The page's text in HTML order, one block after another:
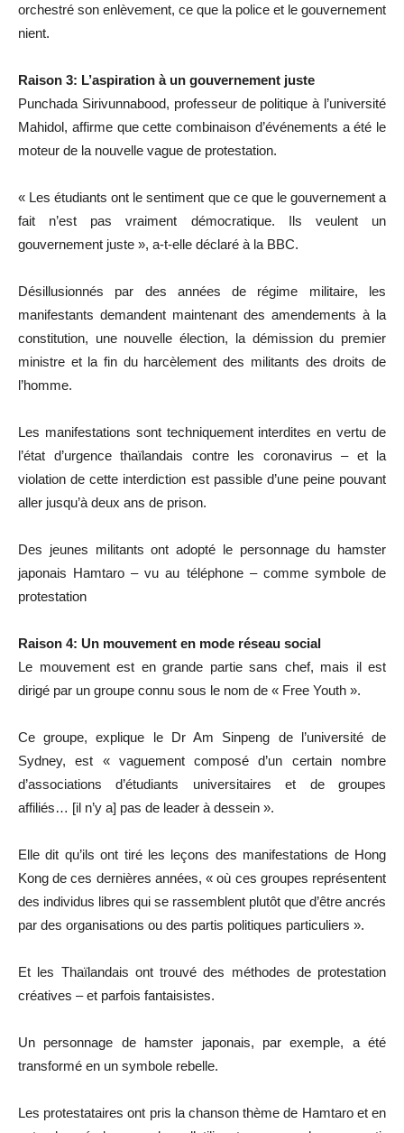
orchestré son enlèvement, ce que la police et le gouvernement
nient.
Raison 3: L’aspiration à un gouvernement juste
Punchada Sirivunnabood, professeur de politique à l’université
Mahidol, affirme que cette combinaison d’événements a été le
moteur de la nouvelle vague de protestation.
« Les étudiants ont le sentiment que ce que le gouvernement a
fait n’est pas vraiment démocratique. Ils veulent un
gouvernement juste », a-t-elle déclaré à la BBC.
Désillusionnés par des années de régime militaire, les
manifestants demandent maintenant des amendements à la
constitution, une nouvelle élection, la démission du premier
ministre et la fin du harcèlement des militants des droits de
l’homme.
Les manifestations sont techniquement interdites en vertu de
l’état d’urgence thaïlandais contre les coronavirus – et la
violation de cette interdiction est passible d’une peine pouvant
aller jusqu’à deux ans de prison.
Des jeunes militants ont adopté le personnage du hamster
japonais Hamtaro – vu au téléphone – comme symbole de
protestation
Raison 4: Un mouvement en mode réseau social
Le mouvement est en grande partie sans chef, mais il est
dirigé par un groupe connu sous le nom de « Free Youth ».
Ce groupe, explique le Dr Am Sinpeng de l’université de
Sydney, est « vaguement composé d’un certain nombre
d’associations d’étudiants universitaires et de groupes
affiliés… [il n’y a] pas de leader à dessein ».
Elle dit qu’ils ont tiré les leçons des manifestations de Hong
Kong de ces dernières années, « où ces groupes représentent
des individus libres qui se rassemblent plutôt que d’être ancrés
par des organisations ou des partis politiques particuliers ».
Et les Thaïlandais ont trouvé des méthodes de protestation
créatives – et parfois fantaisistes.
Un personnage de hamster japonais, par exemple, a été
transformé en un symbole rebelle.
Les protestataires ont pris la chanson thème de Hamtaro et en